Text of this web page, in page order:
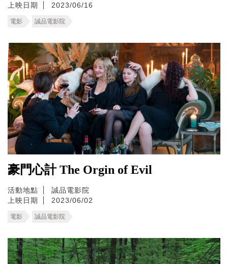
上映日期
2023/06/16
電影 誠品電影院
豪門心計 The Orgin of Evil
活動地點
誠品電影院
上映日期
2023/06/02
電影 誠品電影院